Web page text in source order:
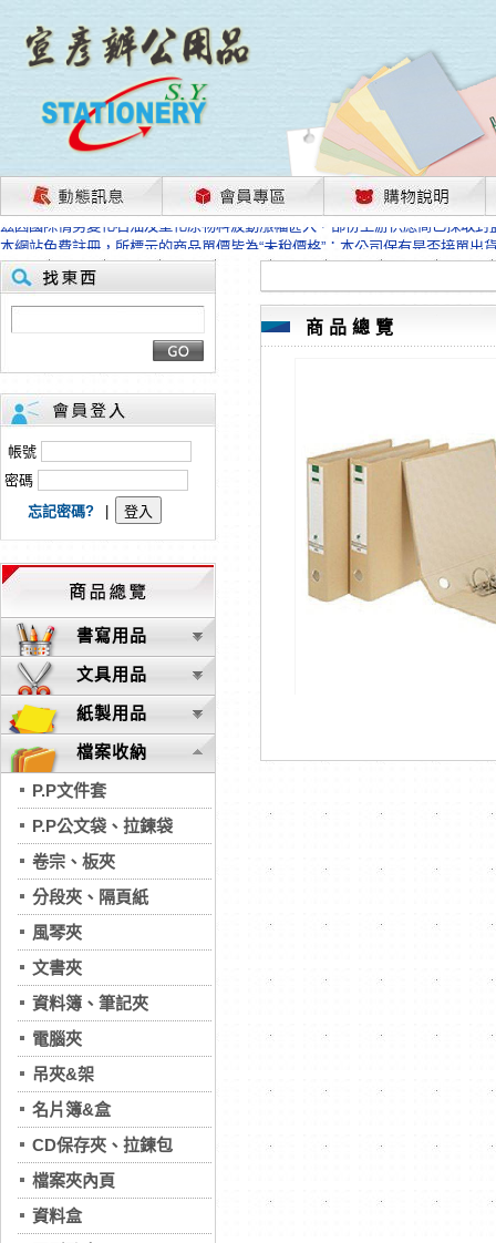
茲因國際情勢變化石油及塑化原物料波動漲幅甚大，部份上游供應商已採取
本網站免費註冊，所標示的商品單價皆為“未稅價格”；本公司保有是否接單出
HP、EPSON、CANON原廠耗材價格浮動，下單前請先跟客服人員確認最新
本網站免費註冊，所標示的商品單價皆為“未稅價格”；本公司保有是否接單出
匯款客戶請注意！因商品繁複來不及發現短缺，遂待客服人員跟您確認訂單
本網站免費註冊，所標示的商品單價皆為“未稅價格”；本公司保有是否接單出
茲因國際情勢變化石油及塑化原物料波動漲幅甚大，部份上游供應商已採取
本網站免費註冊，所標示的商品單價皆為“未稅價格”；本公司保有是否接單出
HP、EPSON、CANON原廠耗材價格浮動，下單前請先跟客服人員確認最新
本網站免費註冊，所標示的商品單價皆為“未稅價格”；本公司保有是否接單出
匯款客戶請注意！因商品繁複來不及發現短缺，遂待客服人員跟您確認訂單
本網站免費註冊，所標示的商品單價皆為“未稅價格”；本公司保有是否接單出
帳號
密碼
忘記密碼?
書寫用品
文具用品
紙製用品
檔案收納
P.P文件套
P.P公文袋、拉鍊袋
卷宗、板夾
分段夾、隔頁紙
風琴夾
文書夾
資料簿、筆記夾
電腦夾
吊夾&架
名片簿&盒
CD保存夾、拉鍊包
檔案夾內頁
資料盒
商品總覽